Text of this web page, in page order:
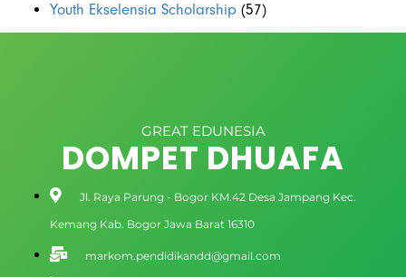
Youth Ekselensia Scholarship (57)
GREAT EDUNESIA
DOMPET DHUAFA
Jl. Raya Parung - Bogor KM.42 Desa Jampang Kec.
Kemang Kab. Bogor Jawa Barat 16310
markom.pendidikandd@gmail.com